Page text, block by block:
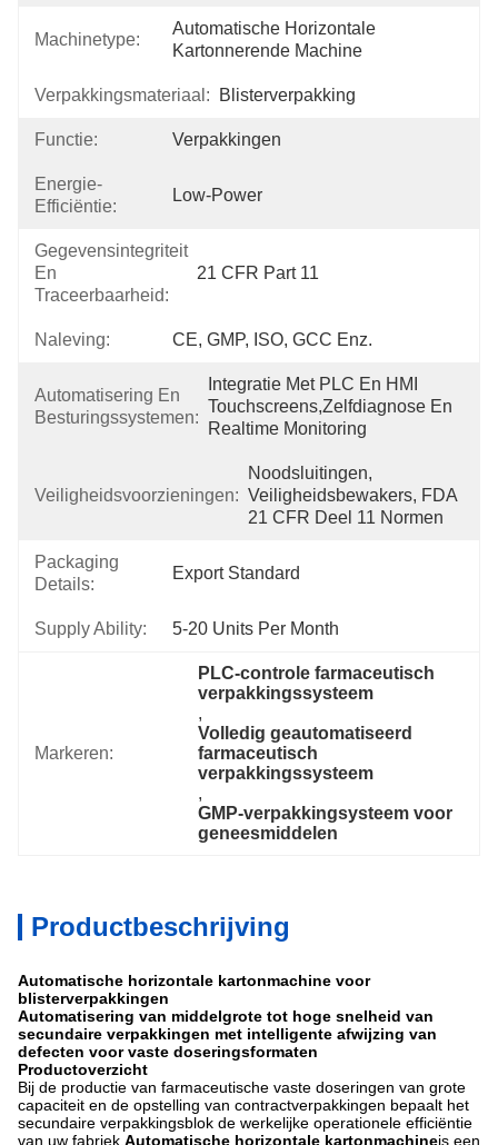
Machinetype:
Automatische Horizontale
Kartonnerende Machine
Verpakkingsmateriaal: Blisterverpakking
Functie: Verpakkingen
Energie-
Efficiëntie:
Low-Power
Gegevensintegriteit
En
Traceerbaarheid:
21 CFR Part 11
Naleving: CE, GMP, ISO, GCC Enz.
Automatisering En
Besturingssystemen:
Integratie Met PLC En HMI
Touchscreens,zelfdiagnose En
Realtime Monitoring
Veiligheidsvoorzieningen:
Noodsluitingen,
Veiligheidsbewakers, FDA
21 CFR Deel 11 Normen
Packaging
Details:
Export Standard
Supply Ability: 5-20 Units Per Month
Markeren:
PLC-controle farmaceutisch
verpakkingssysteem
,
Volledig geautomatiseerd
farmaceutisch
verpakkingssysteem
,
GMP-verpakkingsysteem voor
geneesmiddelen
Productbeschrijving
Automatische horizontale kartonmachine voor
blisterverpakkingen
Automatisering van middelgrote tot hoge snelheid van
secundaire verpakkingen met intelligente afwijzing van
defecten voor vaste doseringsformaten
Productoverzicht
Bij de productie van farmaceutische vaste doseringen van grote
capaciteit en de opstelling van contractverpakkingen bepaalt het
secundaire verpakkingsblok de werkelijke operationele efficiëntie
van uw fabriek. Automatische horizontale kartonmachineis een